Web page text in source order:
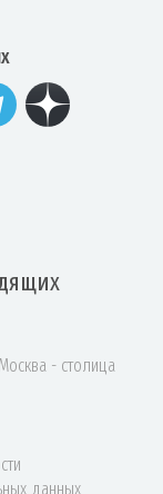
- столица
данных